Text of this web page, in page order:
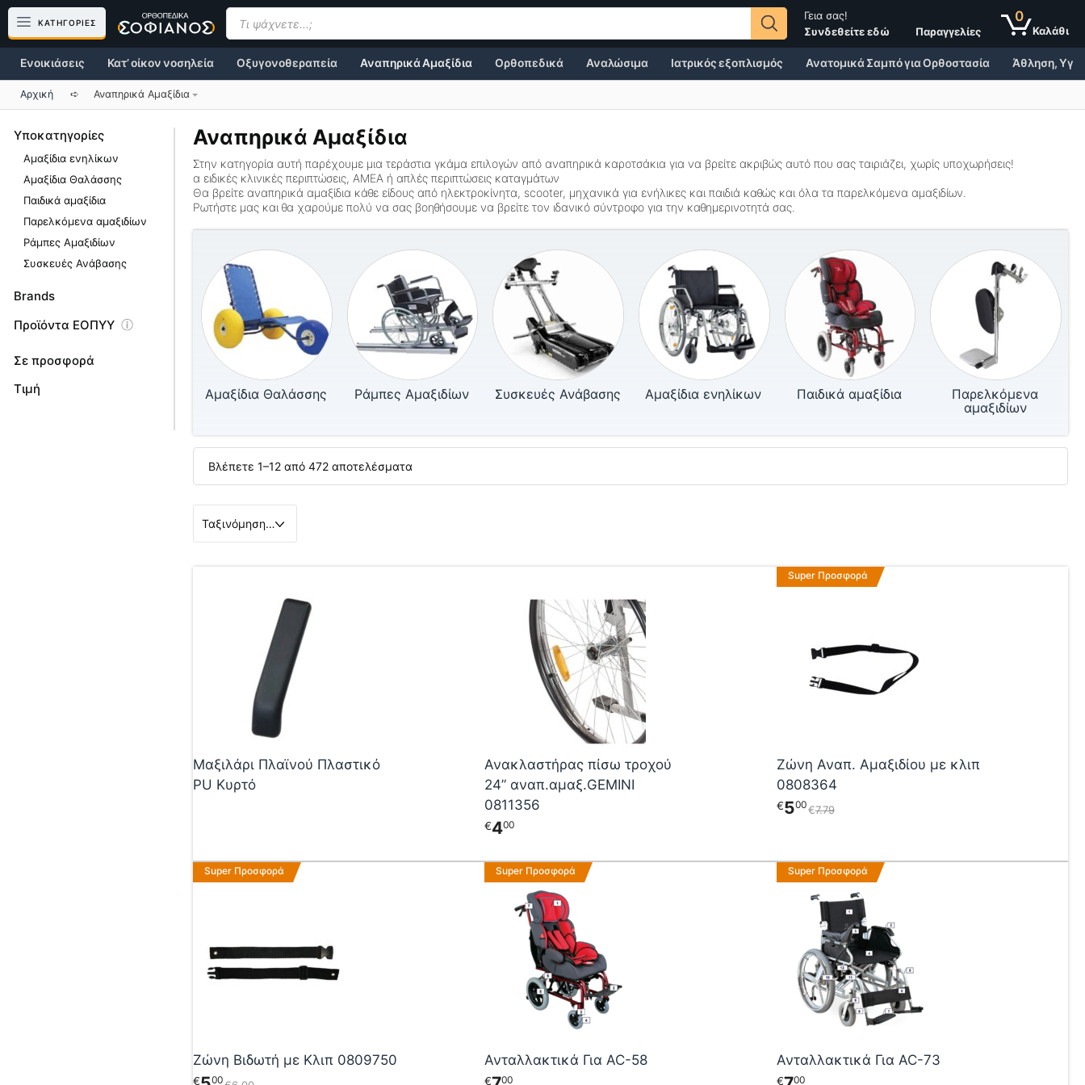
Μετάβαση
περιεχόμενο
Γεια σας!
Συνδεθείτε εδώ
Παραγγελίες
0
ΚΑΤΗΓΟΡΙΕΣ
Products
search
Κατ’ οίκον νοσηλεία Οξυγονοθεραπεία Αναπηρικά Αμαξίδια
Ενοικιάσεις Ορθοπεδικά Αναλώσιμα Ιατρικός εξοπλισμός Ανατομικά Σαμπό για Ορθοστασία Άθληση,
Αρχική ➪ Αναπηρικά Αμαξίδια
Αναπηρικά Αμαξίδια
Στην κατηγορία αυτή παρέχουμε μια τεράστια γκάμα επιλογών από αναπηρικά καροτσάκια για να βρείτε ακριβώς αυτό που σας ταιριάζει, χωρίς υποχωρήσεις!
α ειδικές κλινικές περιπτώσεις, ΑΜΕΑ ή απλές περιπτώσεις καταγμάτων
Θα βρείτε αναπηρικά αμαξίδια κάθε είδους από ηλεκτροκίνητα, scooter, μηχανικά για ενήλικες και παιδιά καθώς και όλα τα παρελκόμενα αμαξιδίων
Ρωτήστε μας και θα χαρούμε πολύ να σας βοηθήσουμε να βρείτε τον ιδανικό σύντροφο για την καθημερινοτητά σας.
Αμαξίδια Θαλάσσης Ράμπες Αμαξιδίων Συσκευές Ανάβασης Αμαξίδια ενηλίκων Παιδικά αμαξίδια
Παρελκόμενα
αμαξιδίων
Βλέπετε 1–12 από 472 αποτελέσματα
Μαξιλάρι Πλαϊνού Πλαστικό
PU Κυρτό
Ανακλαστήρας πίσω τροχού
24” αναπ.αμαξ.GEMINI
0811356
400
€
Super Προσφορά
Ζώνη Αναπ. Αμαξιδίου με κλιπ
0808364
7 79
€
500
€
Super Προσφορά
Ζώνη Βιδωτή με Κλιπ 0809750
00
€
Super Προσφορά
Ανταλλακτικά Για AC-58
00
€
Αυτό
το
προϊόν
πολλαπλές
παραλλαγές.
επιλογές
μπορούν
στη
Super Προσφορά
Ανταλλακτικά Για AC-73
00
€
Αυτό
το
προϊόν
πολλαπλές
παραλλαγές.
επιλογές
μπορούν
στη
Υποκατηγορίες
Αμαξίδια ενηλίκων
Αμαξίδια Θαλάσσης
Παιδικά αμαξίδια
Παρελκόμενα αμαξιδίων
Ράμπες Αμαξιδίων
Συσκευές Ανάβασης
Brands
Προϊόντα ΕΟΠΥΥ
Σε προσφορά
Τιμή